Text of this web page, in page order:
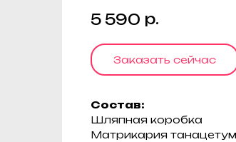
5 590 р.
Заказать сейчас
Состав:
Шляпная коробка
Матрикария